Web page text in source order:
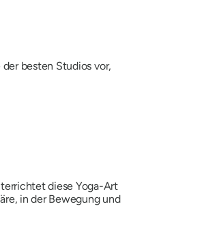
besten Studios vor,
diese Yoga-Art
in der Bewegung und